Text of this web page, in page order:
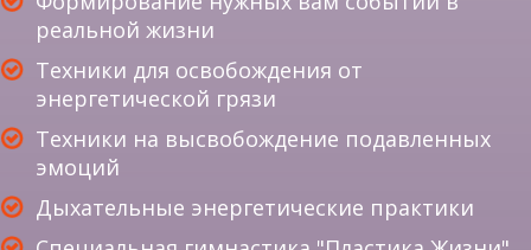
реальной жизни
Техники для освобождения от
энергетической грязи
Техники на высвобождение подавленных
эмоций
Дыхательные энергетические практики